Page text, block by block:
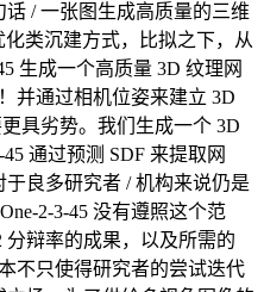
/ 一张图生成高质量的三维
类沉建方式，比拟之下，从
生成一个高质量 3D 纹理网
并通过相机位姿来建立 3D
具劣势。我们生成一个 3D
通过预测 SDF 来提取网
良多研究者 / 机构来说仍是
2-3-45 没有遵照这个范
辩率的成果，以及所需的
不只使得研究者的尝试迭代